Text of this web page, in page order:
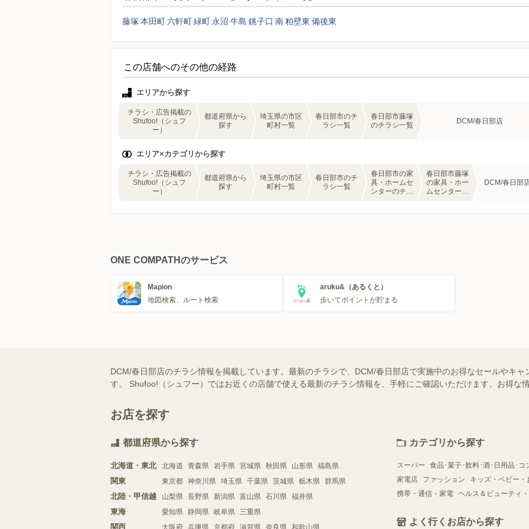
藤塚 本田町六軒町緑町 永沼 牛島 銚子口 南粕壁東 備後東
この店舗へのその他の経路
エリアから探す
チラシ・広告掲載の
Shufoo!（シュフ
ー）
都道府県から
探す
埼玉県の市区
町村一覧
春日部市のチ
ラシ一覧
春日部市藤塚
のチラシ一覧
DCM/春日部店
エリア×カテゴリから探す
チラシ・広告掲載の
Shufoo!（シュフ
ー）
都道府県から
探す
埼玉県の市区
町村一覧
春日部市のチ
ラシ一覧
春日部市の家
具・ホームセ
ンターのチラ
春日部市藤塚
の家具・ホー
ムセンターの
DCM/春日部
ONE COMPATHのサービス
Mapion
地図検索、ルート検索
aruku&（あるくと）
歩いてポイントが貯まる
DCM/春日部店のチラシ情報を掲載しています。最新のチラシで、DCM/春日部店で実施中のお得なセールやキ
す。 Shufoo!（シュフー）ではお近くの店舗で使える最新のチラシ情報を、手軽にご確認いただけます。お得な
お店を探す
都道府県から探す
北海道・東北 北海道 青森県 岩手県 宮城県 秋田県 山形県 福島県
関東 東京都 神奈川県 埼玉県 千葉県 茨城県 栃木県 群馬県
北陸・甲信越 山梨県 長野県 新潟県 富山県 石川県 福井県
東海 愛知県 静岡県 岐阜県 三重県
関西 大阪府 兵庫県 京都府 滋賀県 奈良県 和歌山県
カテゴリから探す
スーパー
食品･菓子･飲料･酒･日用品･コ
家電店
ファッション
キッズ・ベビー・
携帯・通信・家電 ヘルス＆ビューティ
よく行くお店から探す